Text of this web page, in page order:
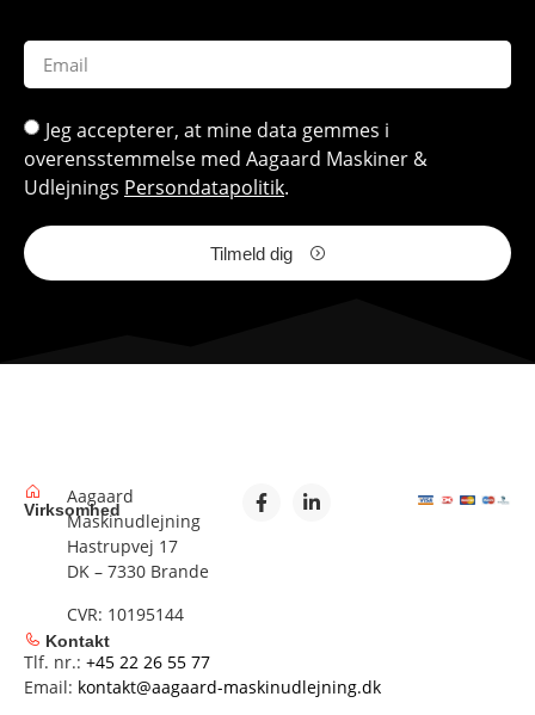
Jeg accepterer, at mine data gemmes i
overensstemmelse med Aagaard Maskiner &
Udlejnings Persondatapolitik.
Tilmeld dig
Virksomhed
Aagaard
Maskinudlejning
Hastrupvej 17
DK – 7330 Brande
CVR: 10195144
Kontakt
Tlf. nr.: +45 22 26 55 77
Email: kontakt@aagaard-maskinudlejning.dk